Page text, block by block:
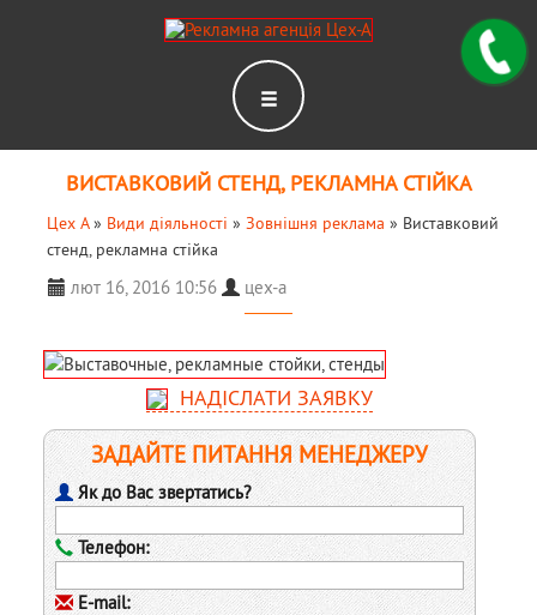
ВИСТАВКОВИЙ СТЕНД, РЕКЛАМНА СТІЙКА
Цех А» Види діяльності » Зовнішня реклама » Виставковий
стенд, рекламна стійка
лют 16, 2016 10:56 цех-а
НАДІСЛАТИ ЗАЯВКУ
ЗАДАЙТЕ ПИТАННЯ МЕНЕДЖЕРУ
Як до Вас звертатись?
Телефон:
E-mail: